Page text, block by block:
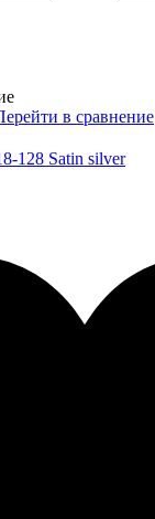
в сравнение
128 Satin silver